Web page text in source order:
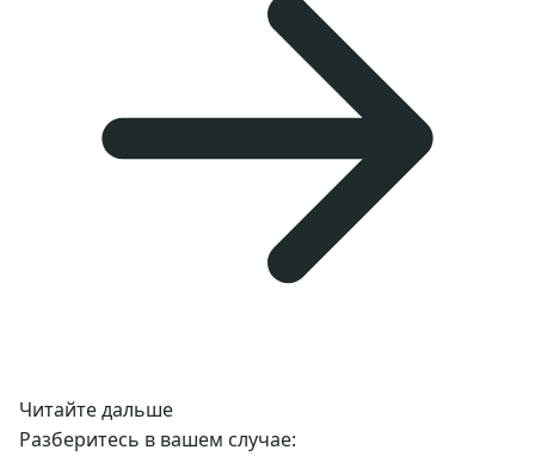
Читайте дальше
Разберитесь в вашем случае: